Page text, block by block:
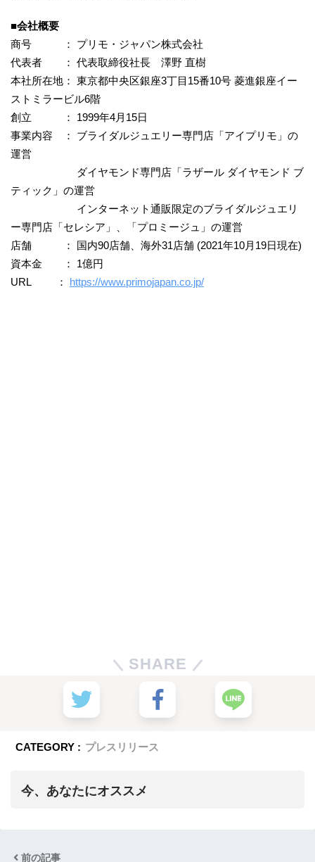
■会社概要
商号 ： プリモ・ジャパン株式会社
代表者 ： 代表取締役社長 澤野 直樹
本社所在地： 東京都中央区銀座3丁目15番10号 菱進銀座イー
ストミラービル6階
創立 ： 1999年4月15日
事業内容 ： ブライダルジュエリー専門店「アイプリモ」の
運営
ダイヤモンド専門店「ラザール ダイヤモンド ブ
ティック」の運営
インターネット通販限定のブライダルジュエリ
ー専門店「セレシア」、「プロミージュ」の運営
店舗 ： 国内90店舗、海外31店舗 (2021年10月19日現在)
資本金 ： 1億円
URL ：
https://www.primojapan.co.jp/
SHARE
CATEGORY : プレスリリース
今、あなたにオススメ
前の記事